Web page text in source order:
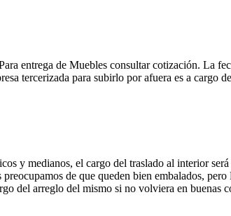
entrega de Muebles consultar cotización. La
tercerizada para subirlo por afuera es a cargo
y medianos, el cargo del traslado al interior
de que queden bien embalados,
del arreglo del mismo si no volviera en